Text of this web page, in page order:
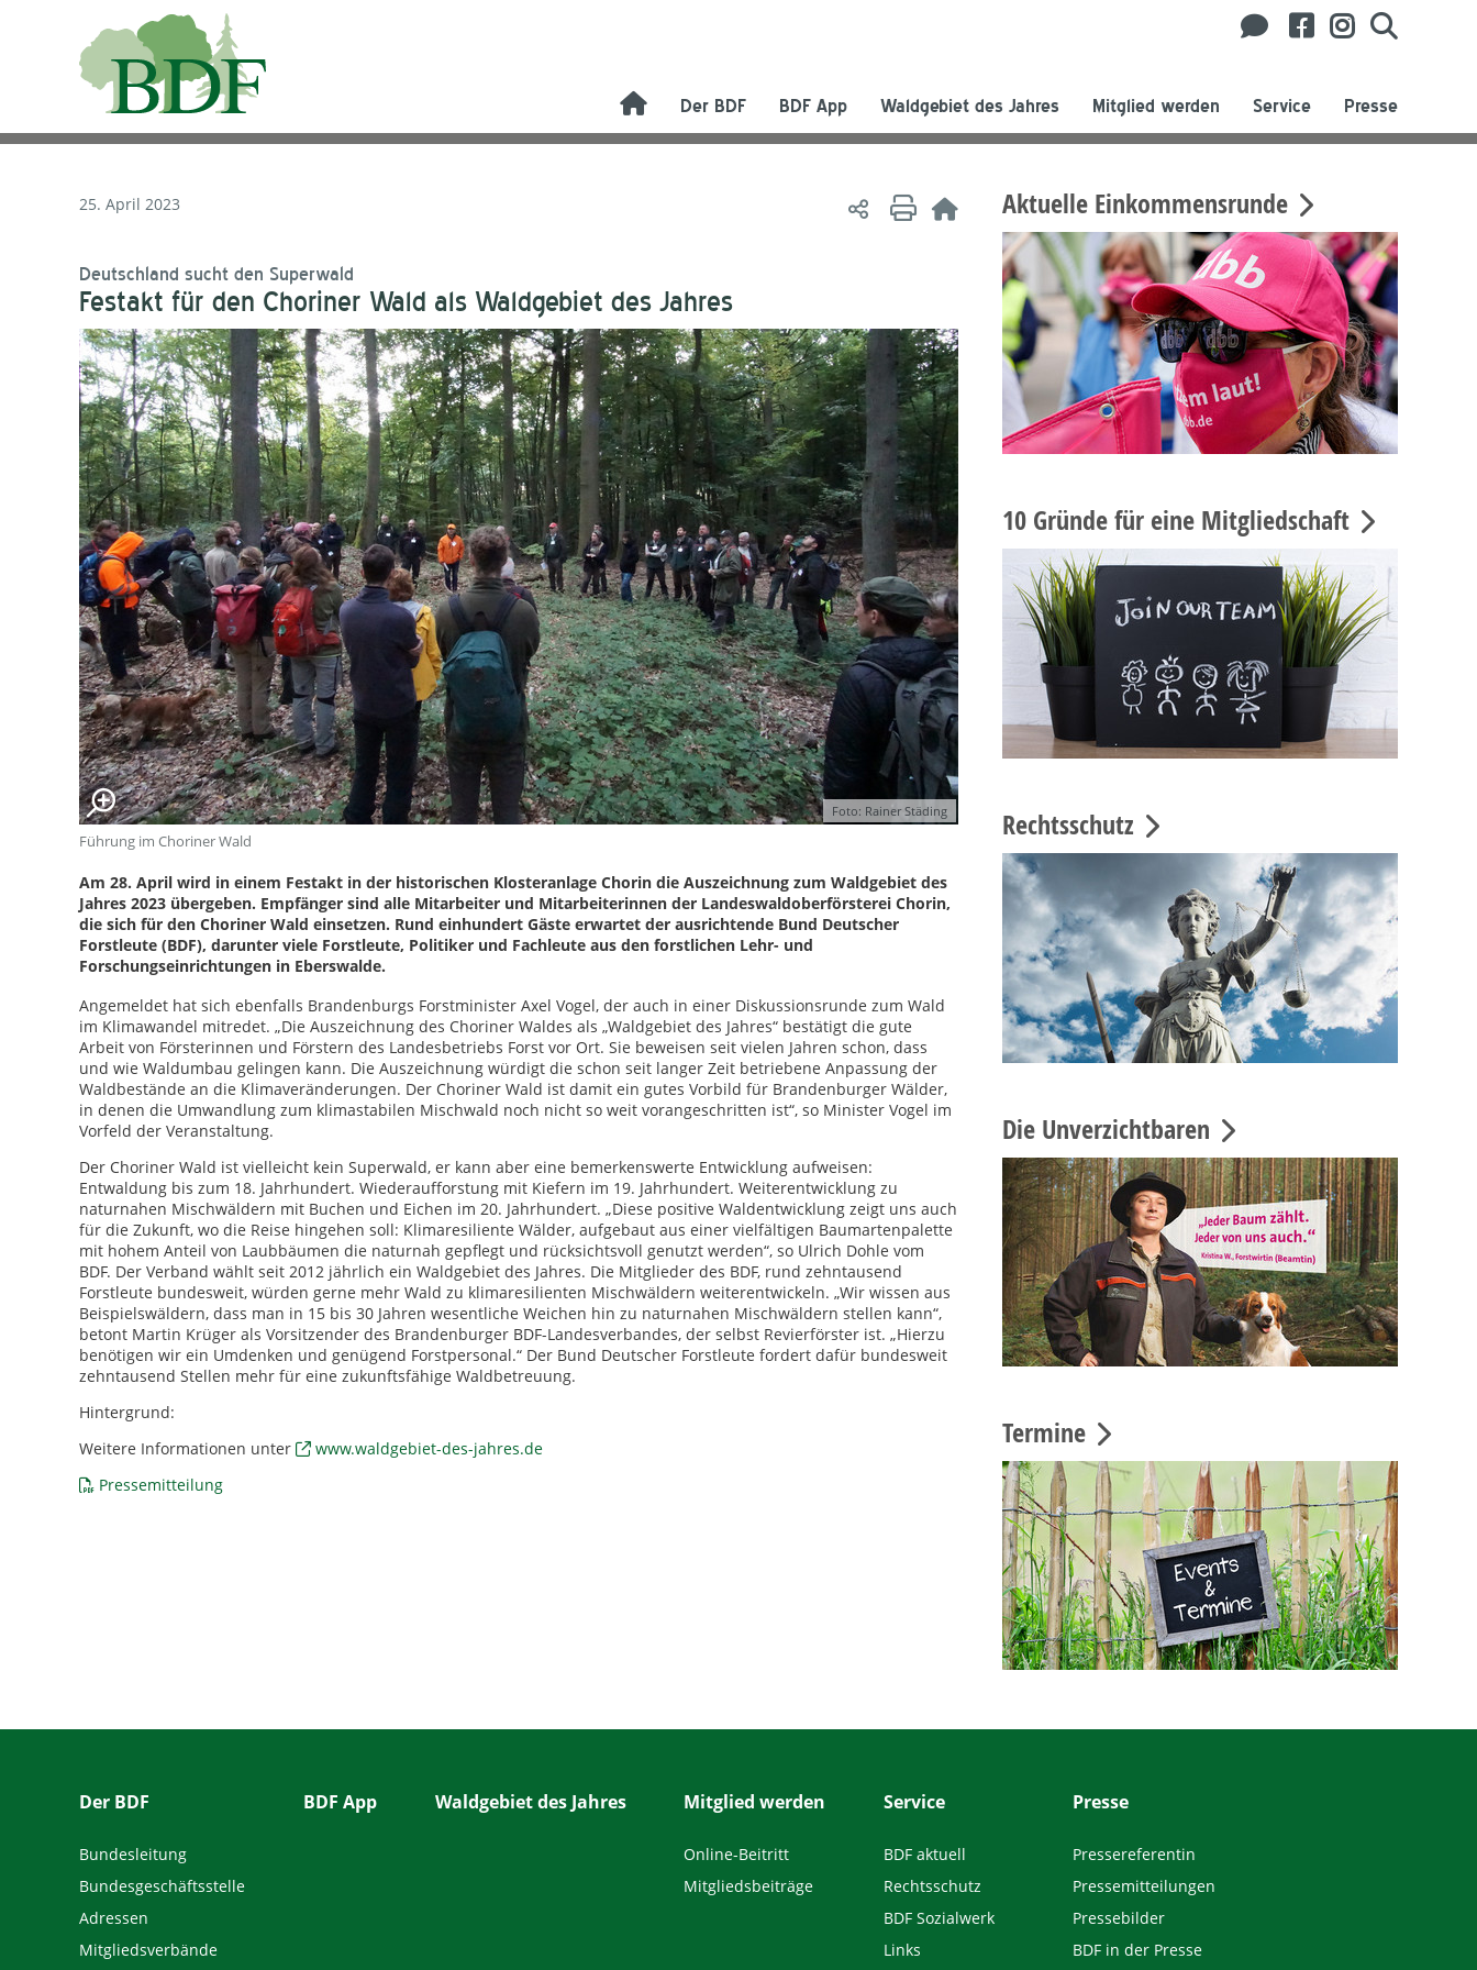
Der BDF BDF App Waldgebiet des Jahres Mitglied werden Service Presse
25. April 2023
Deutschland sucht den Superwald
Festakt für den Choriner Wald als Waldgebiet des Jahres
Foto: Rainer Städing
Führung im Choriner Wald
Am 28. April wird in einem Festakt in der historischen Klosteranlage Chorin die Auszeichnung zum Waldgebiet des
Jahres 2023 übergeben. Empfänger sind alle Mitarbeiter und Mitarbeiterinnen der Landeswaldoberförsterei Chorin,
die sich für den Choriner Wald einsetzen. Rund einhundert Gäste erwartet der ausrichtende Bund Deutscher
Forstleute (BDF), darunter viele Forstleute, Politiker und Fachleute aus den forstlichen Lehr- und
Forschungseinrichtungen in Eberswalde.
Angemeldet hat sich ebenfalls Brandenburgs Forstminister Axel Vogel, der auch in einer Diskussionsrunde zum Wald
im Klimawandel mitredet. „Die Auszeichnung des Choriner Waldes als „Waldgebiet des Jahres“ bestätigt die gute
Arbeit von Försterinnen und Förstern des Landesbetriebs Forst vor Ort. Sie beweisen seit vielen Jahren schon, dass
und wie Waldumbau gelingen kann. Die Auszeichnung würdigt die schon seit langer Zeit betriebene Anpassung der
Waldbestände an die Klimaveränderungen. Der Choriner Wald ist damit ein gutes Vorbild für Brandenburger Wälder,
in denen die Umwandlung zum klimastabilen Mischwald noch nicht so weit vorangeschritten ist“, so Minister Vogel im
Vorfeld der Veranstaltung.
Der Choriner Wald ist vielleicht kein Superwald, er kann aber eine bemerkenswerte Entwicklung aufweisen:
Entwaldung bis zum 18. Jahrhundert. Wiederaufforstung mit Kiefern im 19. Jahrhundert. Weiterentwicklung zu
naturnahen Mischwäldern mit Buchen und Eichen im 20. Jahrhundert. „Diese positive Waldentwicklung zeigt uns auch
für die Zukunft, wo die Reise hingehen soll: Klimaresiliente Wälder, aufgebaut aus einer vielfältigen Baumartenpalette
mit hohem Anteil von Laubbäumen die naturnah gepflegt und rücksichtsvoll genutzt werden“, so Ulrich Dohle vom
BDF. Der Verband wählt seit 2012 jährlich ein Waldgebiet des Jahres. Die Mitglieder des BDF, rund zehntausend
Forstleute bundesweit, würden gerne mehr Wald zu klimaresilienten Mischwäldern weiterentwickeln. „Wir wissen aus
Beispielswäldern, dass man in 15 bis 30 Jahren wesentliche Weichen hin zu naturnahen Mischwäldern stellen kann“,
betont Martin Krüger als Vorsitzender des Brandenburger BDF-Landesverbandes, der selbst Revierförster ist. „Hierzu
benötigen wir ein Umdenken und genügend Forstpersonal.“ Der Bund Deutscher Forstleute fordert dafür bundesweit
zehntausend Stellen mehr für eine zukunftsfähige Waldbetreuung.
Hintergrund:
Weitere Informationen unter
www.waldgebiet-des-jahres.de
Pressemitteilung
Aktuelle Einkommensrunde
10 Gründe für eine Mitgliedschaft
Rechtsschutz
Die Unverzichtbaren
Termine
Der BDF
Bundesleitung
Bundesgeschäftsstelle
Adressen
Mitgliedsverbände
BDF App Waldgebiet des Jahres Mitglied werden
Online-Beitritt
Mitgliedsbeiträge
Service
BDF aktuell
Rechtsschutz
BDF Sozialwerk
Links
Presse
Pressereferentin
Pressemitteilungen
Pressebilder
BDF in der Presse